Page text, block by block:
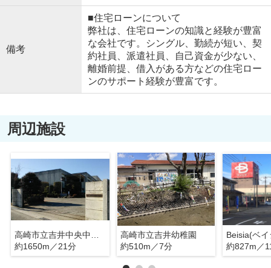
備考
■住宅ローンについて
弊社は、住宅ローンの知識と経験が豊富
な会社です。シングル、勤続が短い、契
約社員、派遣社員、自己資金が少ない、
離婚前提、借入がある方などの住宅ロー
ンのサポート経験が豊富です。
周辺施設
約1650m／21分
高崎市立吉井幼稚園
約510m／7分
Beisia(ベ
約827m／